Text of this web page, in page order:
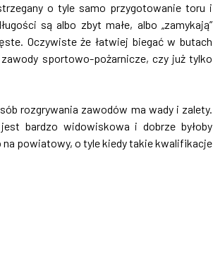
o tyle samo przygotowanie toru i
są albo zbyt małe, albo „zamykają”
Oczywiste że łatwiej biegać w butach
sportowo-pożarnicze, czy już tylko
rozgrywania zawodów ma wady i zalety.
bardzo widowiskowa i dobrze byłoby
powiatowy, o tyle kiedy takie kwalifikacje